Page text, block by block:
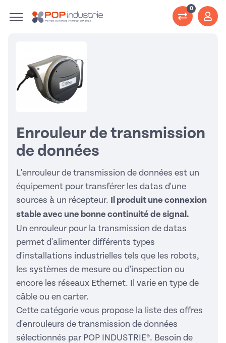
0
Enrouleur de transmission
de données
L'enrouleur de transmission de données est un
équipement pour transférer les datas d'une
sources à un récepteur. Il produit une connexion
stable avec une bonne continuité de signal.
Un enrouleur pour la transmission de datas
permet d'alimenter différents types
d'installations industrielles tels que les robots,
les systèmes de mesure ou d'inspection ou
encore les réseaux Ethernet. Il varie en type de
câble ou en carter.
Cette catégorie vous propose la liste des offres
d'enrouleurs de transmission de données
sélectionnés par POP INDUSTRIE®. Besoin de